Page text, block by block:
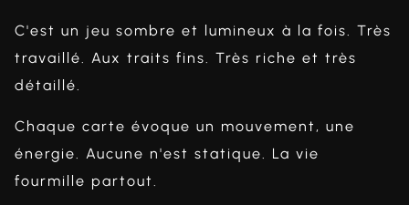
C'est un jeu sombre et lumineux à la fois. Très
travaillé. Aux traits fins. Très riche et très
détaillé.
Chaque carte évoque un mouvement, une
énergie. Aucune n'est statique. La vie
fourmille partout.